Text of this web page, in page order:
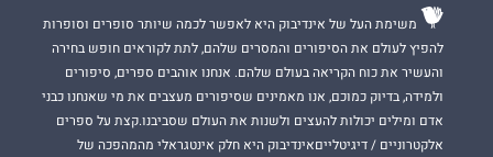
משימת העל של אינדיבוק היא לאפשר לכמה שיותר סופרים וסופרות
להפיץ לעולם את הסיפורים והמסרים שלהם, לתת לקוראים חופש בחירה
והעשיר את כוח הקריאה בעולם שלהם. אנחנו אוהבים ספרים, סיפורים
ולמידה, בדיוק כמוכם, אנו מאמינים שסיפורים מעצבים את מי שאנחנו כבני
אדם ומילים יכולות להעצים ולשנות את העולם שסביבנו.קצת על ספרים
אלקטרוניים / דיגיטלייםאינדיבוק היא חלק אינטגראלי מהמהפכה של